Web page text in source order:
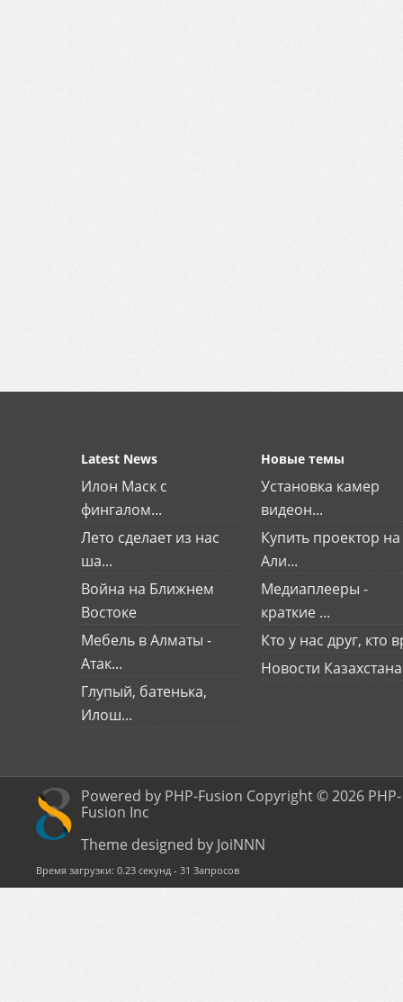
Latest News
Илон Маск с
фингалом...
Лето сделает из нас
ша...
Война на Ближнем
Востоке
Мебель в Алматы -
Атак...
Глупый, батенька,
Илош...
Новые темы
Установка камер
видеон...
Купить проектор на
Али...
Медиаплееры -
краткие ...
Кто у нас друг, кто
Новости Казахстана
Powered by PHP-Fusion Copyright © 2026 PHP-
Fusion Inc
Theme designed by JoiNNN
Время загрузки: 0.23 секунд - 31 Запросов